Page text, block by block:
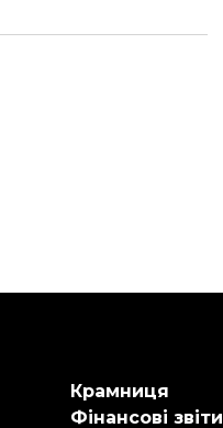
Крамниця
Фінансові звіти